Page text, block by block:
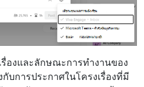
รื่องและลักษณะการทํางานของ
บการประกาศในโครงเรื่องที่มี